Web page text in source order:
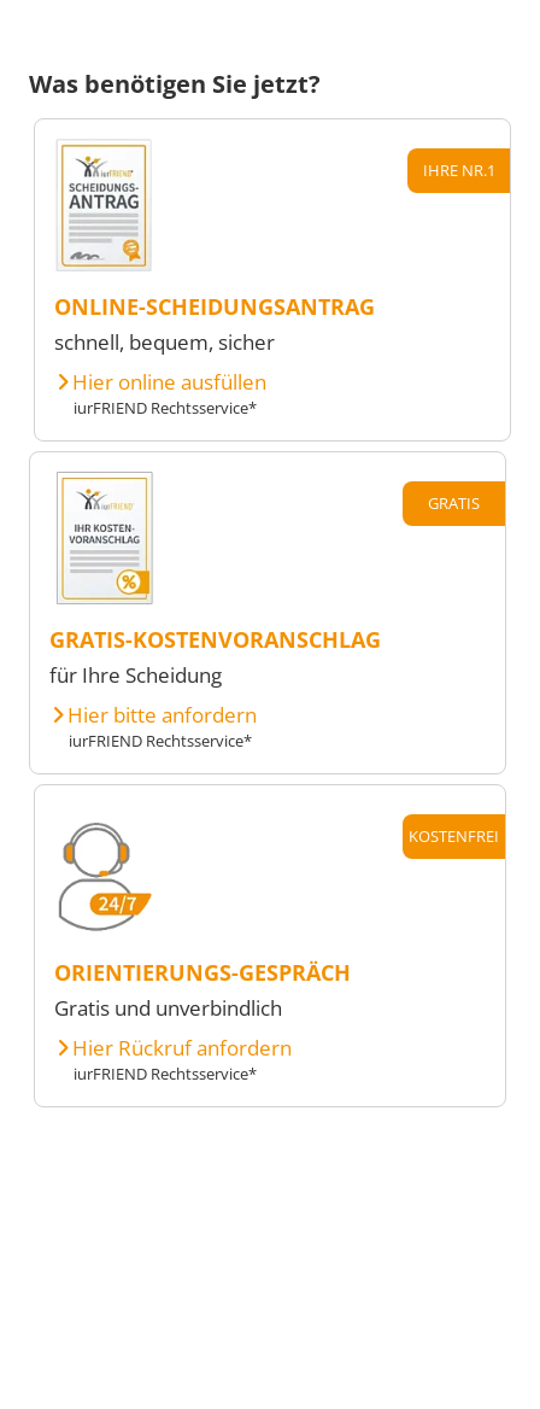
Was benötigen Sie jetzt?
IHRE NR.1
ONLINE-SCHEIDUNGSANTRAG
schnell, bequem, sicher
Hier online ausfüllen
iurFRIEND Rechtsservice*
GRATIS
GRATIS-KOSTENVORANSCHLAG
für Ihre Scheidung
Hier bitte anfordern
iurFRIEND Rechtsservice*
KOSTENFREI
ORIENTIERUNGS-GESPRÄCH
Gratis und unverbindlich
Hier Rückruf anfordern
iurFRIEND Rechtsservice*